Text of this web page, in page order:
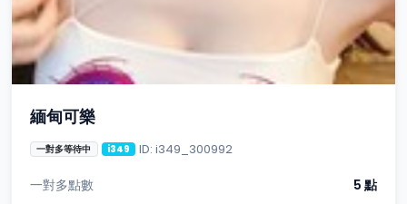
緬甸可樂
一對多等待中 i349 ID: i349_300992
一對多點數
5 點